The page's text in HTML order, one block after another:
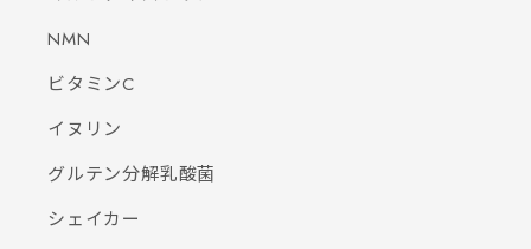
NMN
ビタミンC
イヌリン
グルテン分解乳酸菌
シェイカー